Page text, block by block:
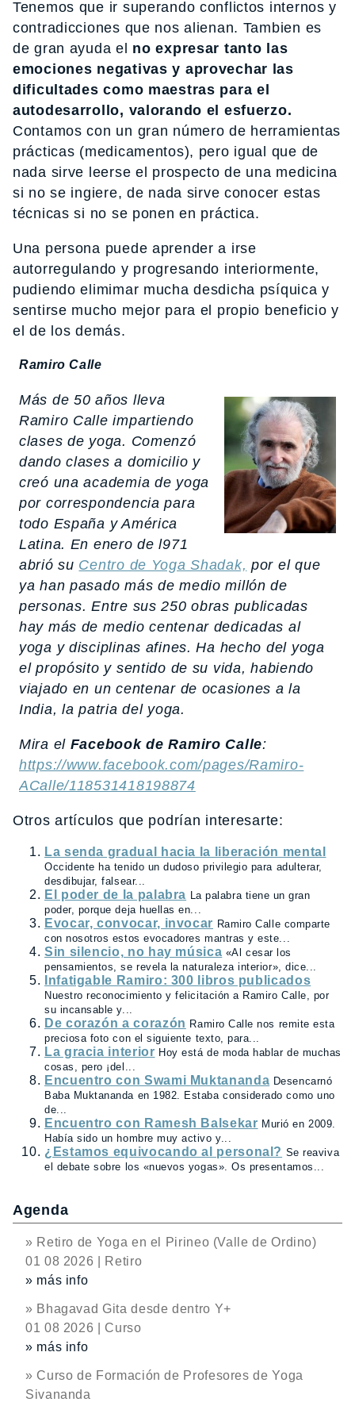
Tenemos que ir superando conflictos internos y
contradicciones que nos alienan. Tambien es
de gran ayuda el no expresar tanto las
emociones negativas y aprovechar las
dificultades como maestras para el
autodesarrollo, valorando el esfuerzo.
Contamos con un gran número de herramientas
prácticas (medicamentos), pero igual que de
nada sirve leerse el prospecto de una medicina
si no se ingiere, de nada sirve conocer estas
técnicas si no se ponen en práctica.
Una persona puede aprender a irse
autorregulando y progresando interiormente,
pudiendo elimimar mucha desdicha psíquica y
sentirse mucho mejor para el propio beneficio y
el de los demás.
Ramiro Calle
Más de 50 años lleva
Ramiro Calle impartiendo
clases de yoga. Comenzó
dando clases a domicilio y
creó una academia de yoga
por correspondencia para
todo España y América
Latina. En enero de l971
abrió su Centro de Yoga Shadak, por el que
ya han pasado más de medio millón de
personas. Entre sus 250 obras publicadas
hay más de medio centenar dedicadas al
yoga y disciplinas afines. Ha hecho del yoga
el propósito y sentido de su vida, habiendo
viajado en un centenar de ocasiones a la
India, la patria del yoga.
Mira el Facebook de Ramiro Calle:
https://www.facebook.com/pages/Ramiro-
ACalle/118531418198874
Otros artículos que podrían interesarte:
La senda gradual hacia la liberación mental
Occidente ha tenido un dudoso privilegio para adulterar,
desdibujar, falsear...
El poder de la palabra La palabra tiene un gran
poder, porque deja huellas en...
Evocar, convocar, invocar Ramiro Calle comparte
con nosotros estos evocadores mantras y este...
Sin silencio, no hay música «Al cesar los
pensamientos, se revela la naturaleza interior», dice...
Infatigable Ramiro: 300 libros publicados
Nuestro reconocimiento y felicitación a Ramiro Calle, por
su incansable y...
De corazón a corazón Ramiro Calle nos remite esta
preciosa foto con el siguiente texto, para...
La gracia interior Hoy está de moda hablar de muchas
cosas, pero ¡del...
Encuentro con Swami Muktananda Desencarnó
Baba Muktananda en 1982. Estaba considerado como uno
de...
Encuentro con Ramesh Balsekar Murió en 2009.
Había sido un hombre muy activo y...
¿Estamos equivocando al personal? Se reaviva
el debate sobre los «nuevos yogas». Os presentamos...
Agenda
» Retiro de Yoga en el Pirineo (Valle de Ordino)
01 08 2026 | Retiro
» más info
» Bhagavad Gita desde dentro Y+
01 08 2026 | Curso
» más info
» Curso de Formación de Profesores de Yoga
Sivananda